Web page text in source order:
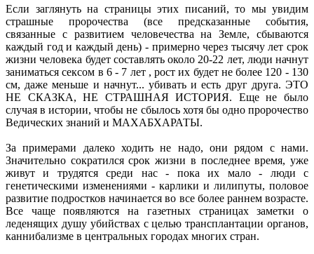
Если заглянуть на страницы этих писаний, то мы увидим
страшные пророчества (все предсказанные события,
связанные с развитием человечества на Земле, сбываются
каждый год и каждый день) - примерно через тысячу лет срок
жизни человека будет составлять около 20-22 лет, люди начнут
заниматься сексом в 6 - 7 лет , рост их будет не более 120 - 130
см, даже меньше и начнут... убивать и есть друг друга. ЭТО
НЕ СКАЗКА, НЕ СТРАШНАЯ ИСТОРИЯ. Еще не было
случая в истории, чтобы не сбылось хотя бы одно пророчество
Ведических знаний и МАХАБХАРАТЫ.
За примерами далеко ходить не надо, они рядом с нами.
Значительно сократился срок жизни в последнее время, уже
живут и трудятся среди нас - пока их мало - люди с
генетическими изменениями - карлики и лилипуты, половое
развитие подростков начинается во все более раннем возрасте.
Все чаще появляются на газетных страницах заметки о
леденящих душу убийствах с целью трансплантации органов,
каннибализме в центральных городах многих стран.